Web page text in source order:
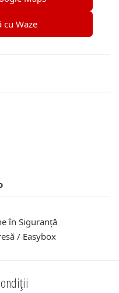
cu Waze
în Siguranță
/ Easybox